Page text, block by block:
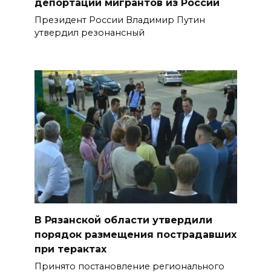
Президент России Владимир Путин
утвердил резонансный
В Рязанской области утвердили
порядок размещения пострадавших
при терактах
Принято постановление регионального